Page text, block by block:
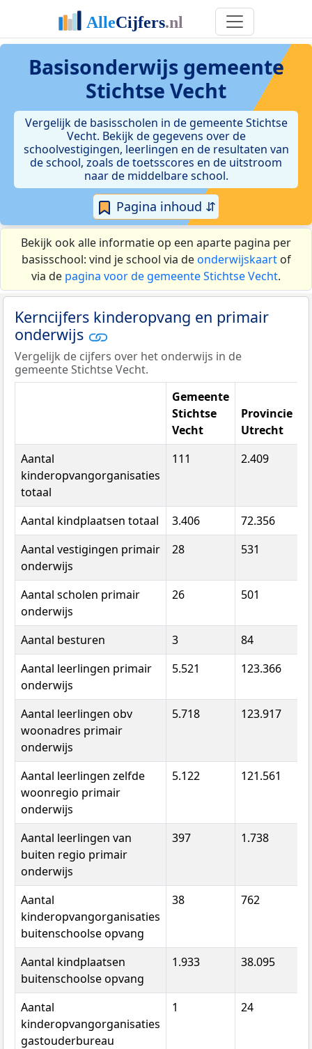
Basisonderwijs gemeente
Stichtse Vecht
Vergelijk de basisscholen in de gemeente Stichtse
Vecht. Bekijk de gegevens over de
schoolvestigingen, leerlingen en de resultaten van
de school, zoals de toetsscores en de uitstroom
naar de middelbare school.
Pagina inhoud ⇵
Bekijk ook alle informatie op een aparte pagina per
basisschool: vind je school via deonderwijskaartof
via de pagina voor de gemeente Stichtse Vecht.
Kerncijfers kinderopvang en primair
onderwijs
Vergelijk de cijfers over het onderwijs in de
gemeente Stichtse Vecht.
Gemeente
Stichtse
Vecht
Provincie
Utrecht
Aantal
kinderopvangorganisaties
totaal
111 2.409
Aantal kindplaatsen totaal 3.406 72.356
Aantal vestigingen primair
onderwijs
28 531
Aantal scholen primair
onderwijs
26 501
Aantal besturen 3 84
Aantal leerlingen primair
onderwijs
5.521 123.366
Aantal leerlingen obv
woonadres primair
onderwijs
5.718 123.917
Aantal leerlingen zelfde
woonregio primair
onderwijs
5.122 121.561
Aantal leerlingen van
buiten regio primair
onderwijs
397 1.738
Aantal
kinderopvangorganisaties
buitenschoolse opvang
38 762
Aantal kindplaatsen
buitenschoolse opvang
1.933 38.095
Aantal
kinderopvangorganisaties
gastouderbureau
1 24